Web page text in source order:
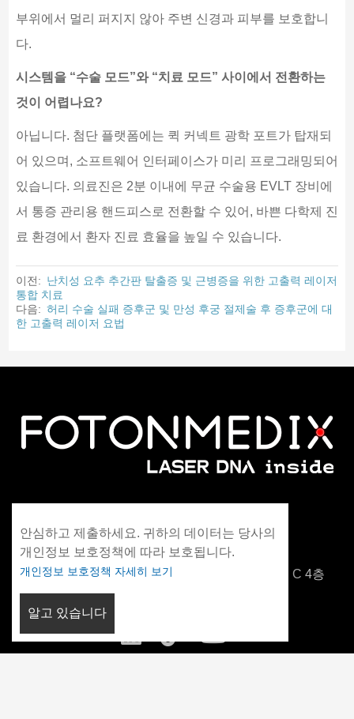
부위에서 멀리 퍼지지 않아 주변 신경과 피부를 보호합니
다.
시스템을 “수술 모드”와 “치료 모드” 사이에서 전환하는
것이 어렵나요?
아닙니다. 첨단 플랫폼에는 퀵 커넥트 광학 포트가 탑재되
어 있으며, 소프트웨어 인터페이스가 미리 프로그래밍되어
있습니다. 의료진은 2분 이내에 무균 수술용 EVLT 장비에
서 통증 관리용 핸드피스로 전환할 수 있어, 바쁜 다학제 진
료 환경에서 환자 진료 효율을 높일 수 있습니다.
이전: 난치성 요추 추간판 탈출증 및 근병증을 위한 고출력 레이저
통합 치료
다음: 허리 수술 실패 증후군 및 만성 후궁 절제술 후 증후군에 대
한 고출력 레이저 요법
info@fotonmedix.com
중국 푸젠성 샤먼, 양안 칭화대 연구소, 빌딩 C 4층
안심하고 제출하세요. 귀하의 데이터는 당사의
개인정보 보호정책에 따라 보호됩니다.
개인정보 보호정책 자세히 보기
알고 있습니다